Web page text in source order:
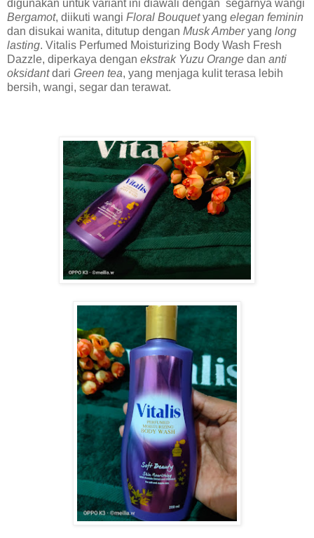
digunakan untuk variant ini diawali dengan segarnya wangi
Bergamot, diikuti wangi Floral Bouquetyang elegan feminin
dan disukai wanita, ditutup dengan Musk Amberyang long
lasting. Vitalis Perfumed Moisturizing Body Wash Fresh
Dazzle, diperkaya dengan ekstrak Yuzu Orange dan anti
oksidantdari Green tea, yang menjaga kulit terasa lebih
bersih, wangi, segar dan terawat.